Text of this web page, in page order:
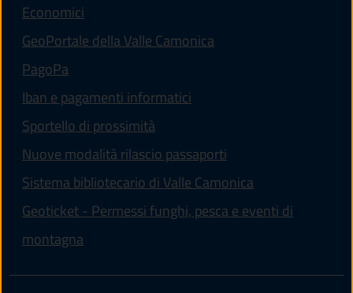
Economici
GeoPortale della Valle Camonica
PagoPa
Iban e pagamenti informatici
Sportello di prossimità
Nuove modalità rilascio passaporti
Sistema bibliotecario di Valle Camonica
Geoticket - Permessi funghi, pesca e eventi di
montagna